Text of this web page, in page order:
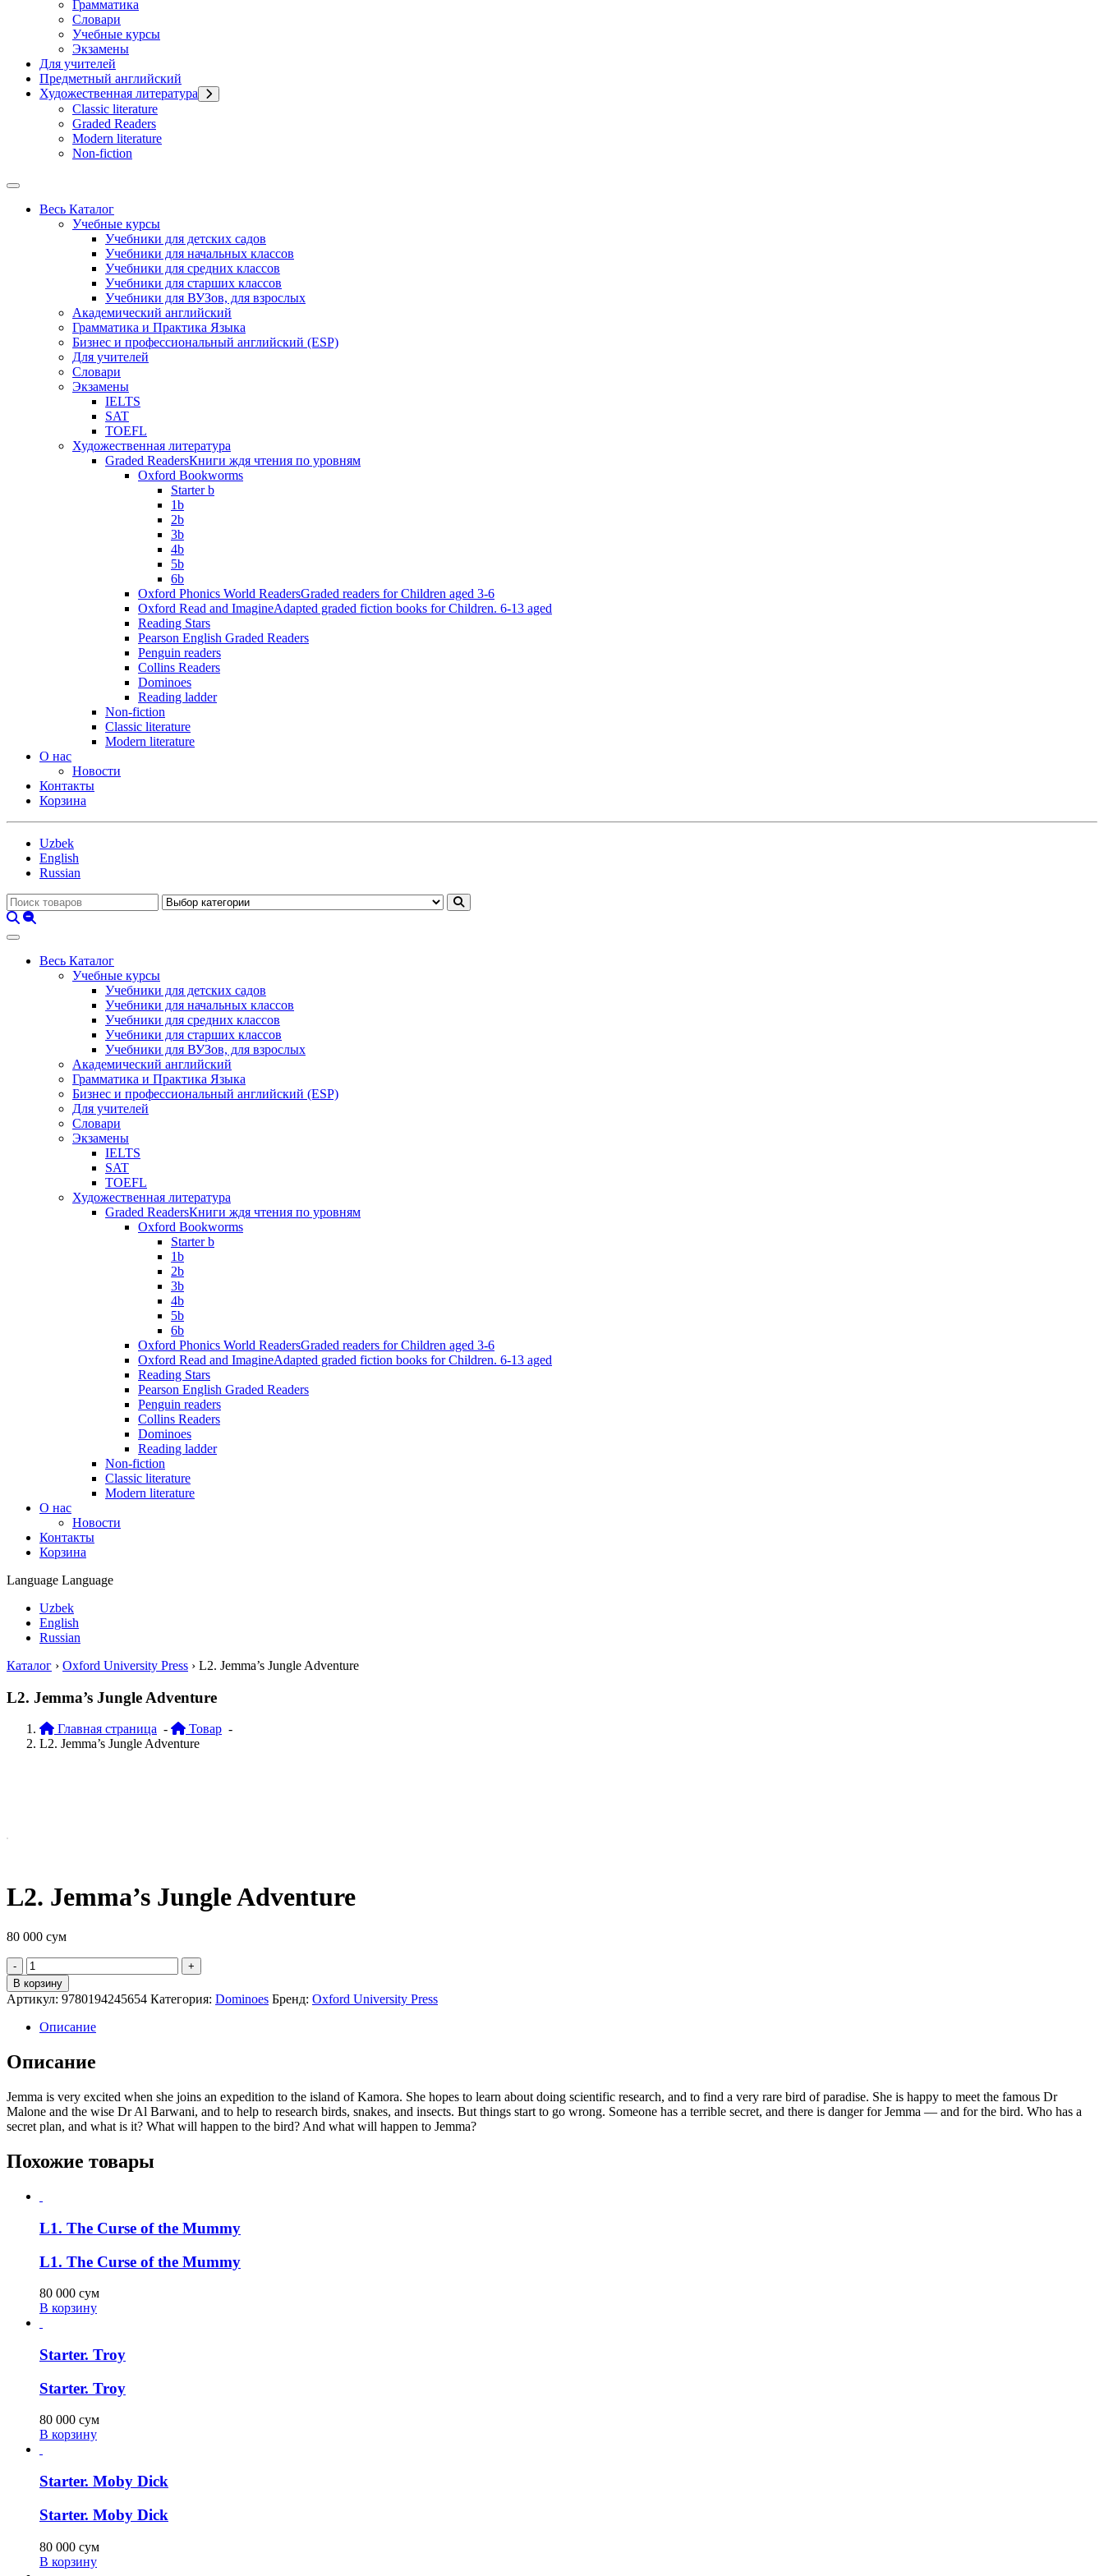
Грамматика
Словари
Учебные курсы
Экзамены
Для учителей
Предметный английский
Художественная литература
Classic literature
Graded Readers
Modern literature
Non-fiction
Весь Каталог
Учебные курсы
Учебники для детских садов
Учебники для начальных классов
Учебники для средних классов
Учебники для старших классов
Учебники для ВУЗов, для взрослых
Академический английский
Грамматика и Практика Языка
Бизнес и профессиональный английский (ESP)
Для учителей
Словари
Экзамены
IELTS
SAT
TOEFL
Художественная литература
Graded ReadersКниги ждя чтения по уровням
Oxford Bookworms
Starter b
1b
2b
3b
4b
5b
6b
Oxford Phonics World ReadersGraded readers for Children aged 3-6
Oxford Read and ImagineAdapted graded fiction books for Children. 6-13 aged
Reading Stars
Pearson English Graded Readers
Penguin readers
Collins Readers
Dominoes
Reading ladder
Non-fiction
Classic literature
Modern literature
О нас
Новости
Контакты
Корзина
Uzbek
English
Russian
Весь Каталог
Учебные курсы
Учебники для детских садов
Учебники для начальных классов
Учебники для средних классов
Учебники для старших классов
Учебники для ВУЗов, для взрослых
Академический английский
Грамматика и Практика Языка
Бизнес и профессиональный английский (ESP)
Для учителей
Словари
Экзамены
IELTS
SAT
TOEFL
Художественная литература
Graded ReadersКниги ждя чтения по уровням
Oxford Bookworms
Starter b
1b
2b
3b
4b
5b
6b
Oxford Phonics World ReadersGraded readers for Children aged 3-6
Oxford Read and ImagineAdapted graded fiction books for Children. 6-13 aged
Reading Stars
Pearson English Graded Readers
Penguin readers
Collins Readers
Dominoes
Reading ladder
Non-fiction
Classic literature
Modern literature
О нас
Новости
Контакты
Корзина
Language Language
Uzbek
English
Russian
Каталог › Oxford University Press › L2. Jemma’s Jungle Adventure
L2. Jemma’s Jungle Adventure
Главная страница - Товар -
L2. Jemma’s Jungle Adventure
L2. Jemma’s Jungle Adventure
80 000 сум
Quantity
В корзину
Артикул: 9780194245654 Категория: Dominoes Бренд: Oxford University Press
Описание
Описание
Jemma is very excited when she joins an expedition to the island of Kamora. She hopes to learn about doing scientific research, and to find a very rare bird of paradise. She is happy to meet the famous Dr
Malone and the wise Dr Al Barwani, and to help to research birds, snakes, and insects. But things start to go wrong. Someone has a terrible secret, and there is danger for Jemma — and for the bird. Who has a
secret plan, and what is it? What will happen to the bird? And what will happen to Jemma?
Похожие товары
L1. The Curse of the Mummy
L1. The Curse of the Mummy
80 000 сум
В корзину
Starter. Troy
Starter. Troy
80 000 сум
В корзину
Starter. Moby Dick
Starter. Moby Dick
80 000 сум
В корзину